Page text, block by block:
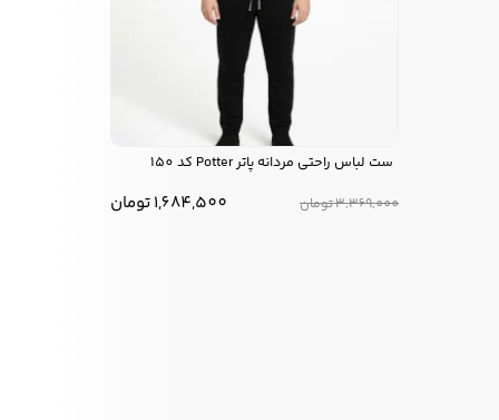
ست لباس راحتی مردانه پاتر Potter کد 150
3,369,000تومان 1,684,500تومان